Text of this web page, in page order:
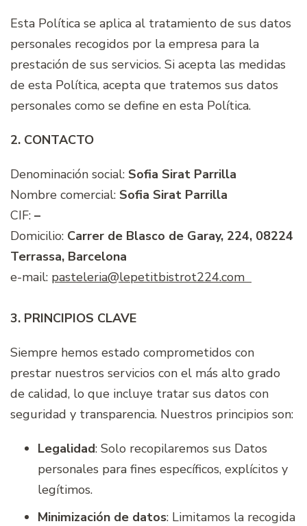
Esta Política se aplica al tratamiento de sus datos
personales recogidos por la empresa para la
prestación de sus servicios. Si acepta las medidas
de esta Política, acepta que tratemos sus datos
personales como se define en esta Política.
2. CONTACTO
Denominación social: Sofia Sirat Parrilla
Nombre comercial: Sofia Sirat Parrilla
CIF: –
Domicilio: Carrer de Blasco de Garay, 224, 08224
Terrassa, Barcelona
e-mail: pasteleria@lepetitbistrot224.com
3. PRINCIPIOS CLAVE
Siempre hemos estado comprometidos con
prestar nuestros servicios con el más alto grado
de calidad, lo que incluye tratar sus datos con
seguridad y transparencia. Nuestros principios son:
Legalidad: Solo recopilaremos sus Datos
personales para fines específicos, explícitos y
legítimos.
Minimización de datos: Limitamos la recogida